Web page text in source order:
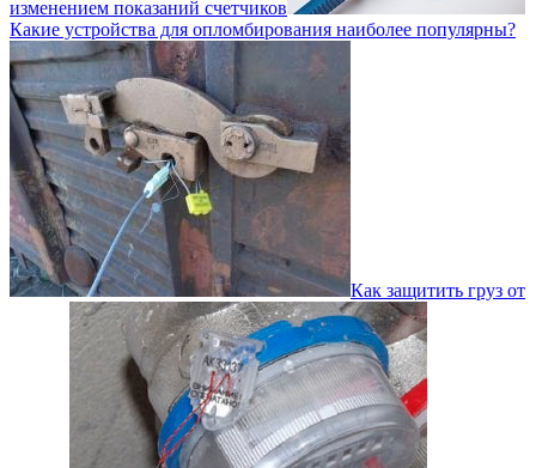
изменением показаний счетчиков
Какие устройства для опломбирования наиболее популярны?
Как защитить груз от